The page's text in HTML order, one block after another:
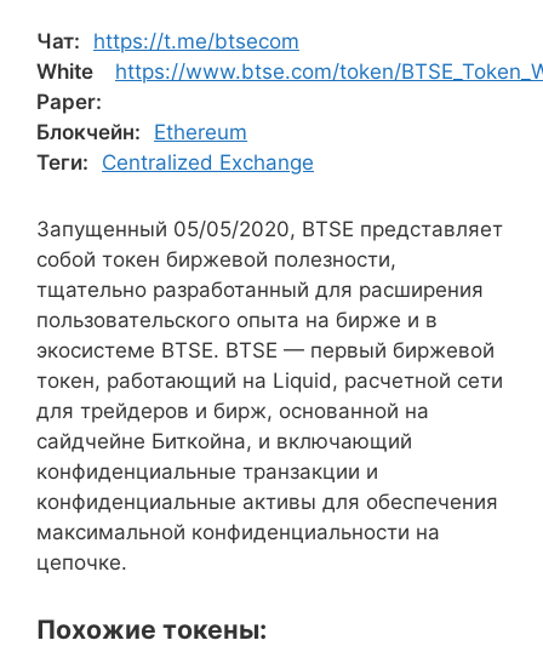
Чат:
https://t.me/btsecom
White
Paper:
https://www.btse.com/token/
Блокчейн:
Ethereum
Теги:
Centralized Exchange
Запущенный 05/05/2020, BTSE представляет
собой токен биржевой полезности,
тщательно разработанный для расширения
пользовательского опыта на бирже и в
экосистеме BTSE. BTSE — первый биржевой
токен, работающий на Liquid, расчетной сети
для трейдеров и бирж, основанной на
сайдчейне Биткойна, и включающий
конфиденциальные транзакции и
конфиденциальные активы для обеспечения
максимальной конфиденциальности на
цепочке.
Похожие токены: